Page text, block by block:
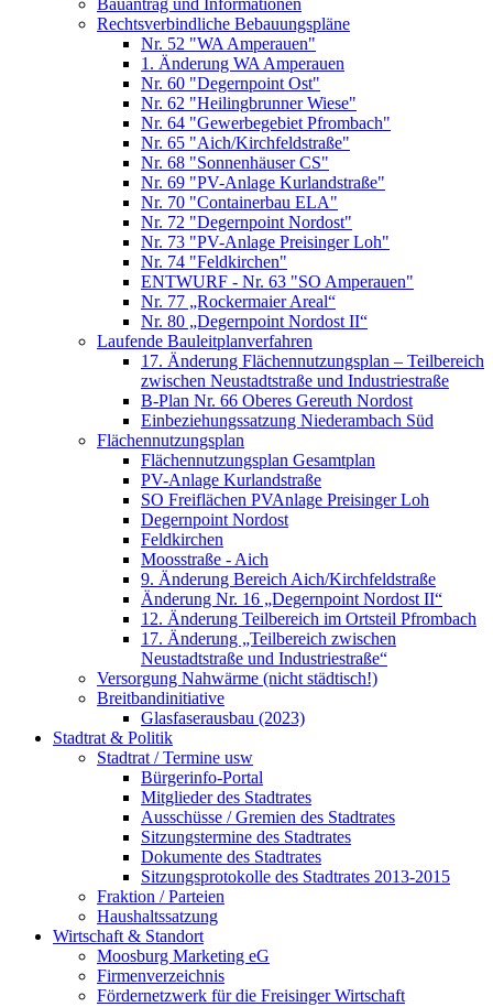
Bauantrag und Informationen
Rechtsverbindliche Bebauungspläne
Nr. 52 "WA Amperauen"
1. Änderung WA Amperauen
Nr. 60 "Degernpoint Ost"
Nr. 62 "Heilingbrunner Wiese"
Nr. 64 "Gewerbegebiet Pfrombach"
Nr. 65 "Aich/Kirchfeldstraße"
Nr. 68 "Sonnenhäuser CS"
Nr. 69 "PV-Anlage Kurlandstraße"
Nr. 70 "Containerbau ELA"
Nr. 72 "Degernpoint Nordost"
Nr. 73 "PV-Anlage Preisinger Loh"
Nr. 74 "Feldkirchen"
ENTWURF - Nr. 63 "SO Amperauen"
Nr. 77 „Rockermaier Areal“
Nr. 80 „Degernpoint Nordost II“
Laufende Bauleitplanverfahren
17. Änderung Flächennutzungsplan – Teilbereich
zwischen Neustadtstraße und Industriestraße
B-Plan Nr. 66 Oberes Gereuth Nordost
Einbeziehungssatzung Niederambach Süd
Flächennutzungsplan
Flächennutzungsplan Gesamtplan
PV-Anlage Kurlandstraße
SO Freiflächen PV­Anlage Preisinger Loh
Degernpoint Nordost
Feldkirchen
Moosstraße - Aich
9. Änderung Bereich Aich/Kirchfeldstraße
Änderung Nr. 16 „Degernpoint Nordost II“
12. Änderung Teilbereich im Ortsteil Pfrombach
17. Änderung „Teilbereich zwischen
Neustadtstraße und Industriestraße“
Versorgung Nahwärme (nicht städtisch!)
Breitbandinitiative
Glasfaserausbau (2023)
Stadtrat & Politik
Stadtrat / Termine usw
Bürgerinfo-Portal
Mitglieder des Stadtrates
Ausschüsse / Gremien des Stadtrates
Sitzungstermine des Stadtrates
Dokumente des Stadtrates
Sitzungsprotokolle des Stadtrates 2013-2015
Fraktion / Parteien
Haushaltssatzung
Wirtschaft & Standort
Moosburg Marketing eG
Firmenverzeichnis
Fördernetzwerk für die Freisinger Wirtschaft